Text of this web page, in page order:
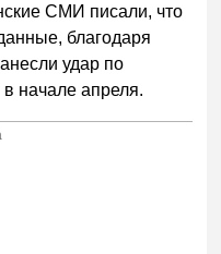
СМИ писали, что
благодаря
удар по
начале апреля.